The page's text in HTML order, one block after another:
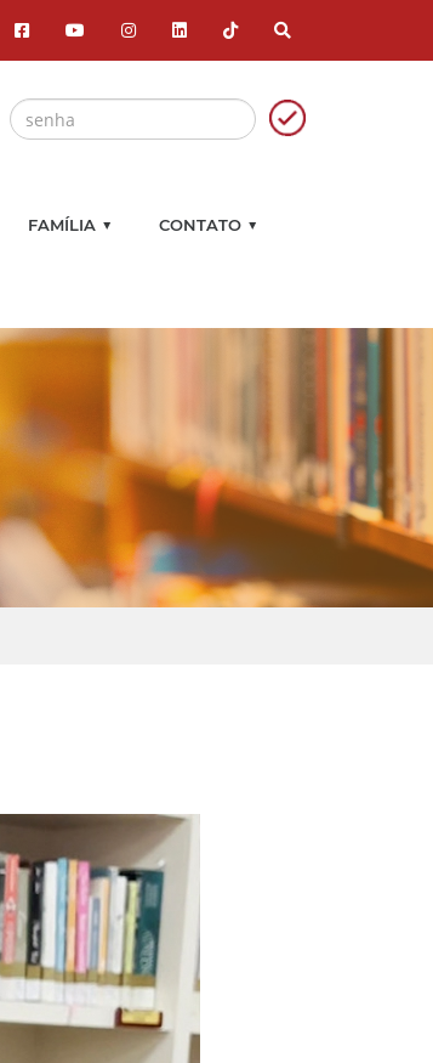
FAMÍLIA ▼ CONTATO ▼